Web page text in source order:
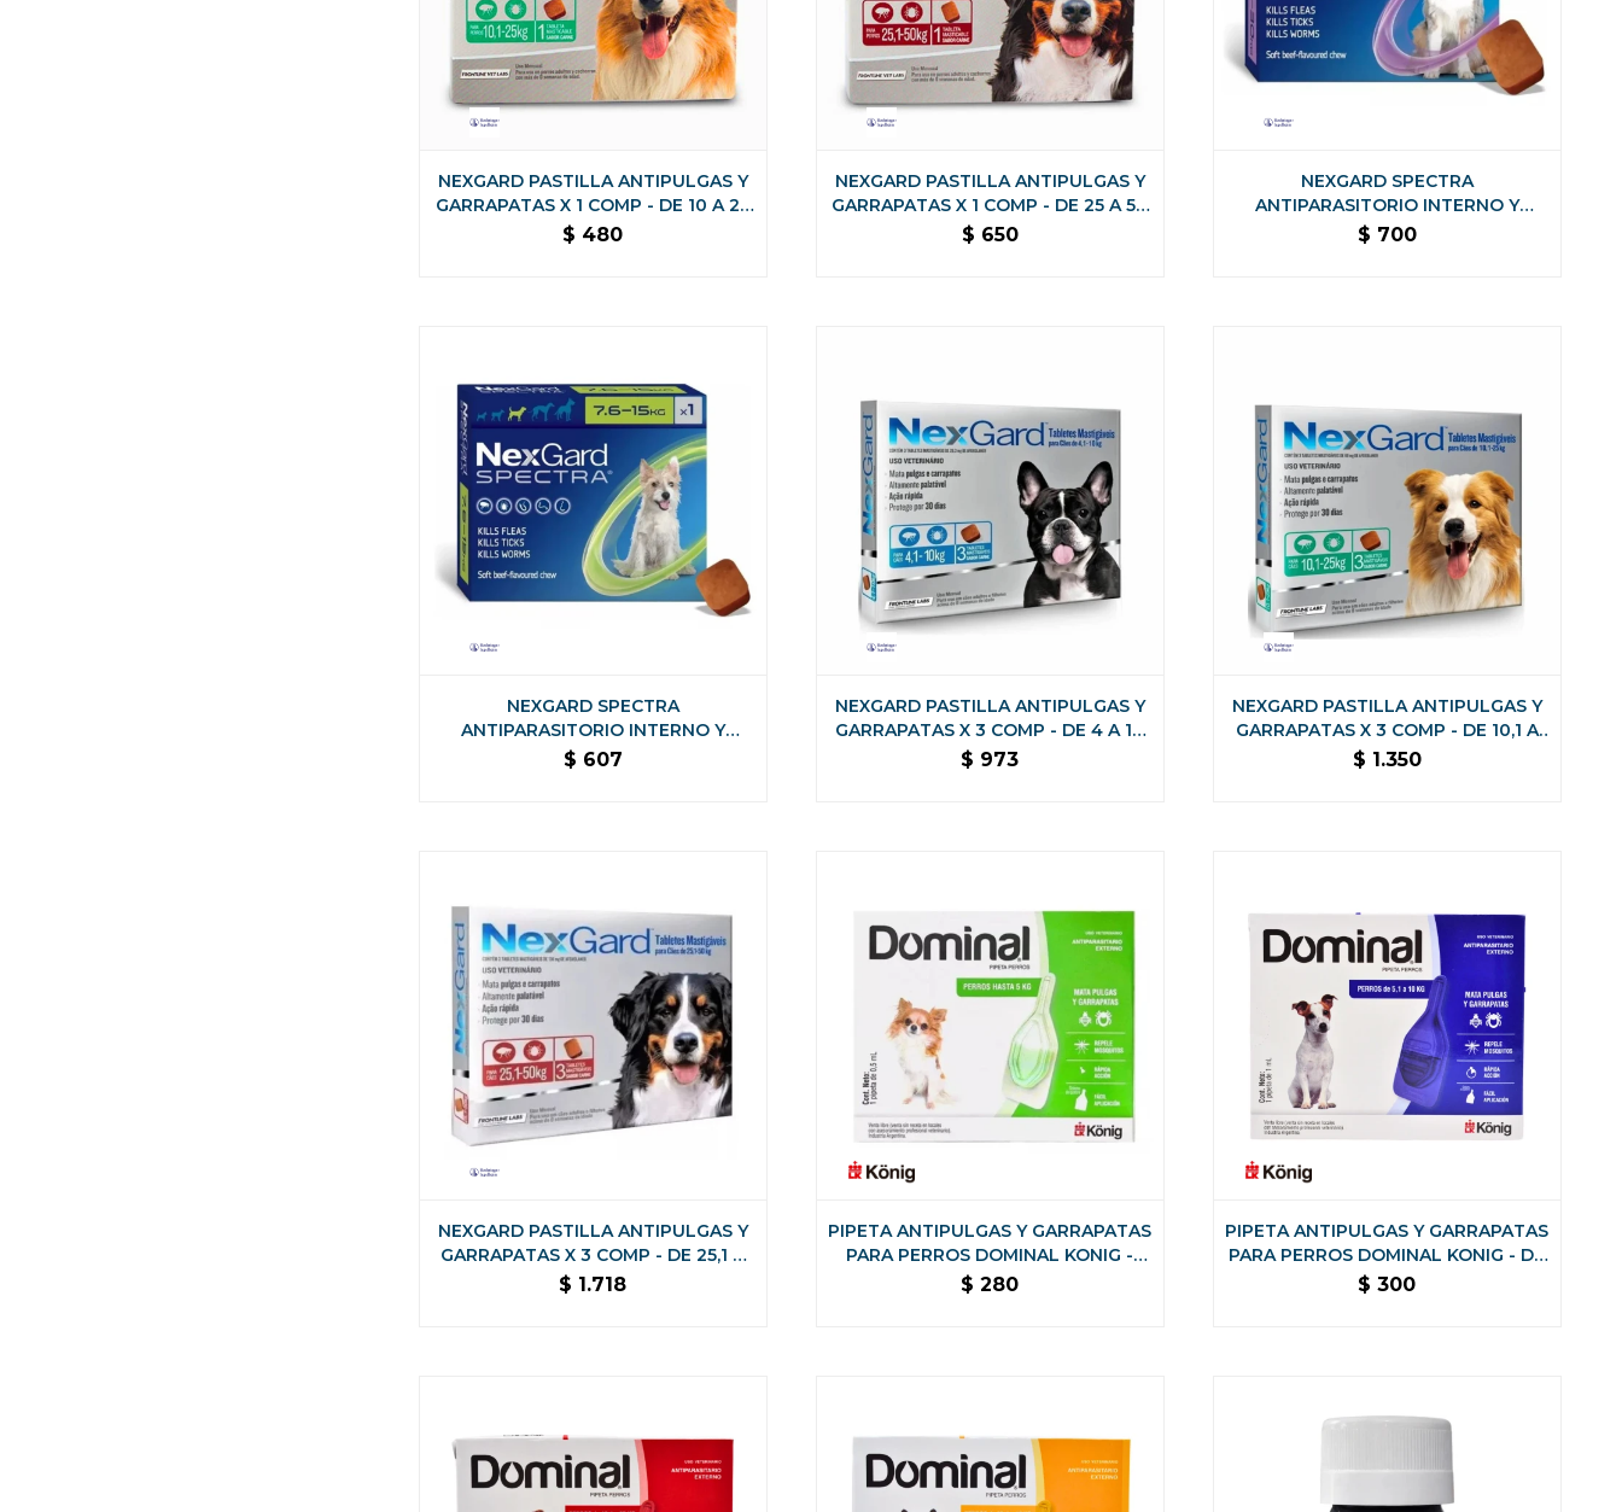
NEXGARD PASTILLA ANTIPULGAS Y
GARRAPATAS X 1 COMP - DE 10 A 25
KG
$ 480
NEXGARD PASTILLA ANTIPULGAS Y
GARRAPATAS X 1 COMP - DE 25 A 50
KG
$ 650
NEXGARD SPECTRA
ANTIPARASITORIO INTERNO Y
EXTERNO - DE 15,1 A 30 KG
$ 700
NEXGARD SPECTRA
ANTIPARASITORIO INTERNO Y
EXTERNO - DE 7,6 A 15 KG
$ 607
NEXGARD PASTILLA ANTIPULGAS Y
GARRAPATAS X 3 COMP - DE 4 A 10
KG
$ 973
NEXGARD PASTILLA ANTIPULGAS Y
GARRAPATAS X 3 COMP - DE 10,1 A
25 KG
$ 1.350
NEXGARD PASTILLA ANTIPULGAS Y
GARRAPATAS X 3 COMP - DE 25,1 A
50 KG
$ 1.718
PIPETA ANTIPULGAS Y GARRAPATAS
PARA PERROS DOMINAL KONIG -
HASTA 5 KG
$ 280
PIPETA ANTIPULGAS Y GARRAPATAS
PARA PERROS DOMINAL KONIG - DE
5 A 10 KG
$ 300